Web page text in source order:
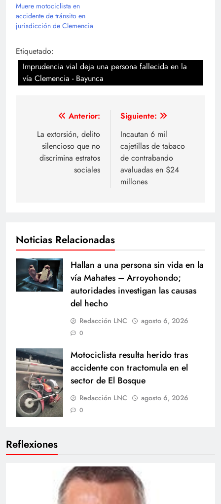
Reflexiones
Muere motociclista en
accidente de tránsito en
jurisdicción de Clemencia
Etiquetado:
Imprudencia vial deja una persona fallecida en la
vía Clemencia - Bayunca
Navegación
de
entradas
Anterior:
La extorsión, delito
silencioso que no
discrimina estratos
sociales
Siguiente:
Incautan 6 mil
cajetillas de tabaco
de contrabando
avaluadas en $24
millones
Noticias Relacionadas
Hallan a una persona sin vida en la
vía Mahates – Arroyohondo;
autoridades investigan las causas
del hecho
Redacción LNC agosto 6, 2026
0
Motociclista resulta herido tras
accidente con tractomula en el
sector de El Bosque
Redacción LNC agosto 6, 2026
0